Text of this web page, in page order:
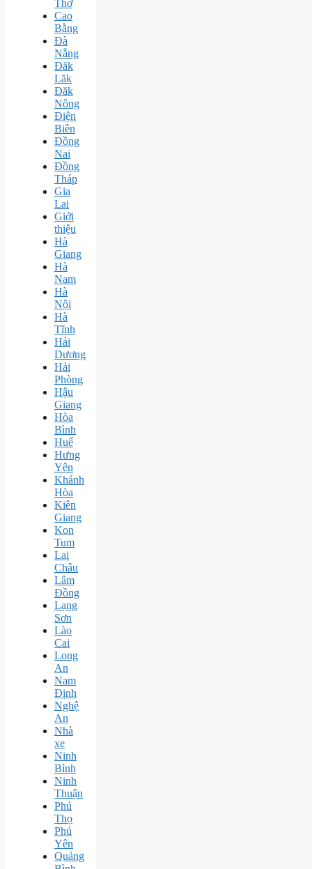
Thơ
Cao
Bằng
Đà
Nẵng
Đăk
Lăk
Đăk
Nông
Điện
Biên
Đồng
Nai
Đồng
Tháp
Gia
Lai
Giới
thiệu
Hà
Giang
Hà
Nam
Hà
Nội
Hà
Tĩnh
Hải
Dương
Hải
Phòng
Hậu
Giang
Hòa
Bình
Huế
Hưng
Yên
Khánh
Hòa
Kiên
Giang
Kon
Tum
Lai
Châu
Lâm
Đồng
Lạng
Sơn
Lào
Cai
Long
An
Nam
Định
Nghệ
An
Nhà
xe
Ninh
Bình
Ninh
Thuận
Phú
Thọ
Phú
Yên
Quảng